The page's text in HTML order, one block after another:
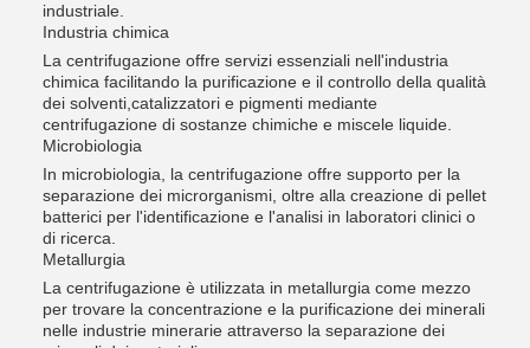
industriale.
Industria chimica
La centrifugazione offre servizi essenziali nell'industria
chimica facilitando la purificazione e il controllo della qualità
dei solventi,catalizzatori e pigmenti mediante
centrifugazione di sostanze chimiche e miscele liquide.
Microbiologia
In microbiologia, la centrifugazione offre supporto per la
separazione dei microrganismi, oltre alla creazione di pellet
batterici per l'identificazione e l'analisi in laboratori clinici o
di ricerca.
Metallurgia
La centrifugazione è utilizzata in metallurgia come mezzo
per trovare la concentrazione e la purificazione dei minerali
nelle industrie minerarie attraverso la separazione dei